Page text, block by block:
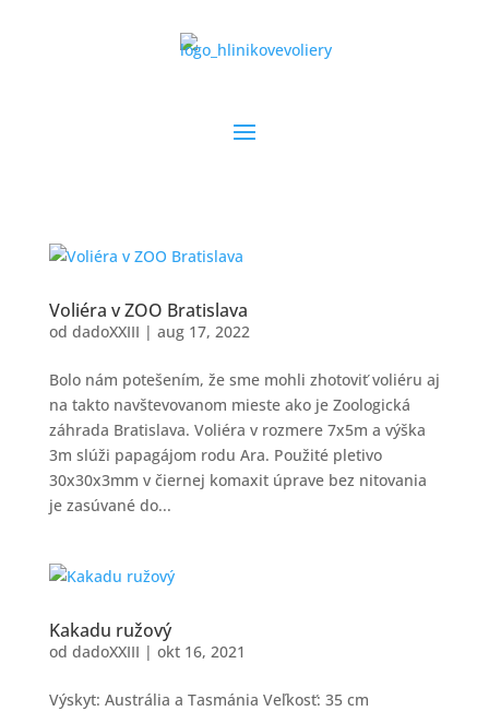
Voliéra v ZOO Bratislava
od dadoXXIII | aug 17, 2022
Bolo nám potešením, že sme mohli zhotoviť voliéru aj
na takto navštevovanom mieste ako je Zoologická
záhrada Bratislava. Voliéra v rozmere 7x5m a výška
3m slúži papagájom rodu Ara. Použité pletivo
30x30x3mm v čiernej komaxit úprave bez nitovania
je zasúvané do...
Kakadu ružový
od dadoXXIII | okt 16, 2021
Výskyt: Austrália a Tasmánia Veľkosť: 35 cm